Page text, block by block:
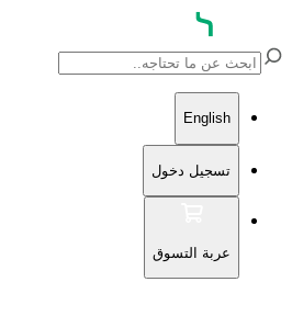
English
تسجيل دخول
عربة التسوق